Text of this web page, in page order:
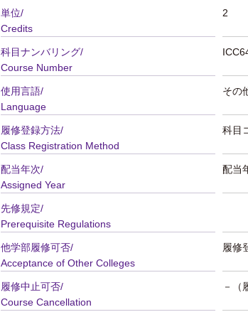
単位/
Credits
2
科目ナンバリング/
Course Number
使用言語/
Language
その
履修登録方法/
Class Registration Method
科目
配当年次/
Assigned Year
配当
先修規定/
Prerequisite Regulations
他学部履修可否/
Acceptance of Other Colleges
履修
履修中止可否/
Course Cancellation
－（